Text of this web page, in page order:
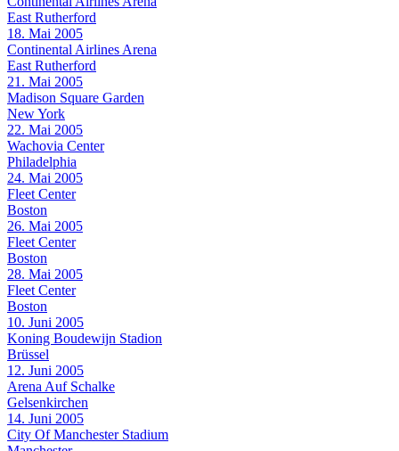
East Rutherford
18. Mai 2005
Continental Airlines Arena
East Rutherford
21. Mai 2005
Madison Square Garden
New York
22. Mai 2005
Wachovia Center
Philadelphia
24. Mai 2005
Fleet Center
Boston
26. Mai 2005
Fleet Center
Boston
28. Mai 2005
Fleet Center
Boston
10. Juni 2005
Koning Boudewijn Stadion
Brüssel
12. Juni 2005
Arena Auf Schalke
Gelsenkirchen
14. Juni 2005
City Of Manchester Stadium